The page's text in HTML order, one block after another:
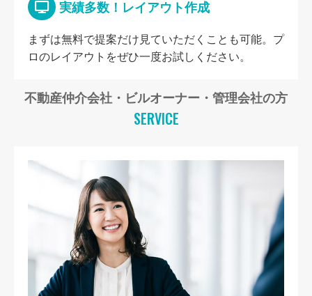
実績多数！レイアウト作成
まずは無料で提案だけ見ていただくことも可能。プ
ロのレイアウトをぜひ一度お試しください。
不動産仲介会社・ビルオーナー・管理会社の方
SERVICE